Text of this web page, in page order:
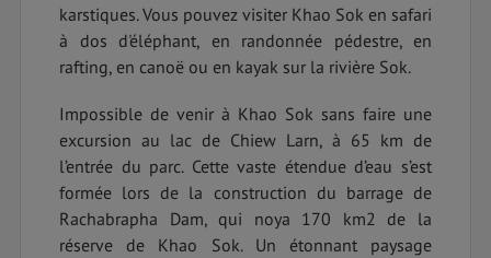
karstiques. Vous pouvez visiter Khao Sok en safari
à dos d'éléphant, en randonnée pédestre, en
rafting, en canoë ou en kayak sur la rivière Sok.
Impossible de venir à Khao Sok sans faire une
excursion au lac de Chiew Larn, à 65 km de
l’entrée du parc. Cette vaste étendue d’eau s’est
formée lors de la construction du barrage de
Rachabrapha Dam, qui noya 170 km2 de la
réserve de Khao Sok. Un étonnant paysage